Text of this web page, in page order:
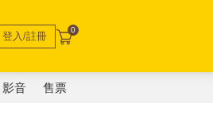
登入/註冊 0
影音 售票